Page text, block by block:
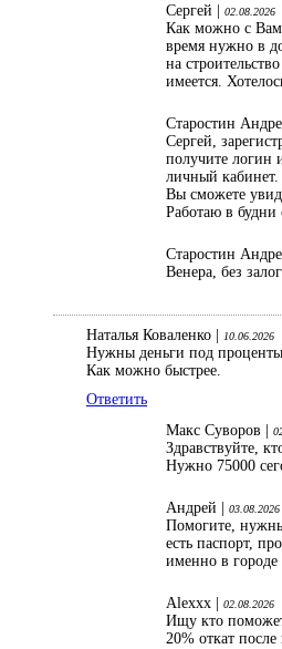
Сергей | 02.08.2026
Как можно с
время нужно в
на
имеется.
Старостин
Сергей,
получите логин
личный
Вы сможете
Работаю в будни
Старостин
Венера, без
Наталья Коваленко | 10.06.2026
Нужны деньги под
Как можно быстрее.
Ответить
Макс Суворов |
Здравствуйте,
Нужно 75000
Андрей | 03.08.2026
Помогите,
есть паспорт,
именно в городе
Alexxx | 02.08.2026
Ищу кто
20% откат